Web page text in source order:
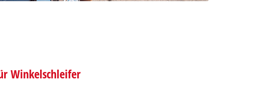
Winkelschleifer